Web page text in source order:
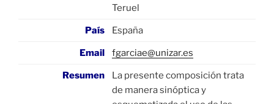
Teruel
País España
Email fgarciae@unizar.es
Resumen
La presente composición trata
de manera sinóptica y